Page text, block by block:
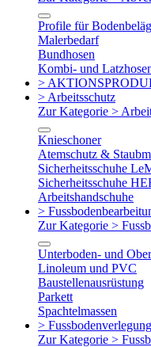
Profile für
Malerbedarf
Bundhosen
Kombi- und
>
> Arbeitsschutz
Zur Kategorie >
Knieschoner
Atemschutz &
Sicherheitsschuhe
Sicherheitsschuhe
Arbeitshandschuhe
>
Zur Kategorie >
Unterboden- und
Linoleum und PVC
Baustellenausrüstung
Parkett
Spachtelmassen
> Fussbodenverlegung
Zur Kategorie >